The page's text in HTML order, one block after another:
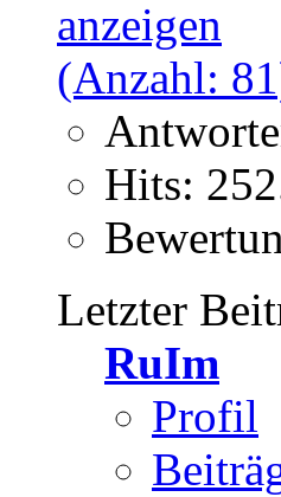
Hits:
Letzter
RuIm
Profil